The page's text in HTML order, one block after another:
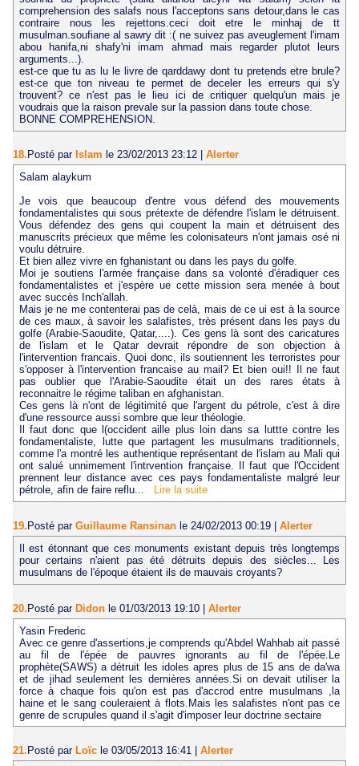
comprehension des salafs nous l'acceptons sans detour,dans le cas
contraire nous les rejettons.ceci doit etre le minhaj de tt
musulman.soufiane al sawry dit :( ne suivez pas aveuglement l'imam
abou hanifa,ni shafy'ni imam ahmad mais regarder plutot leurs
arguments...).
est-ce que tu as lu le livre de qarddawy dont tu pretends etre brule?
est-ce que ton niveau te permet de deceler les erreurs qui s'y
trouvent? ce n'est pas le lieu ici de critiquer quelqu'un mais je
voudrais que la raison prevale sur la passion dans toute chose.
BONNE COMPREHENSION.
18. Posté par Islam le 23/02/2013 23:12
Alerter
Salam alaykum
Je vois que beaucoup d'entre vous défend des mouvements
fondamentalistes qui sous prétexte de défendre l'islam le détruisent.
Vous défendez des gens qui coupent la main et détruisent des
manuscrits précieux que même les colonisateurs n'ont jamais osé ni
voulu détruire.
Et bien allez vivre en fghanistant ou dans les pays du golfe.
Moi je soutiens l'armée française dans sa volonté d'éradiquer ces
fondamentalistes et j'espère ue cette mission sera menée à bout
avec succès Inch'allah.
Mais je ne me contenterai pas de celà, mais de ce ui est à la source
de ces maux, à savoir les salafistes, très présent dans les pays du
golfe (Arabie-Saoudite, Qatar,....). Ces gens là sont des caricatures
de l'islam et le Qatar devrait répondre de son objection à
l'intervention francais. Quoi donc, ils soutiennent les terroristes pour
s'opposer à l'intervention francaise au mail? Et bien oui!! Il ne faut
pas oublier que l'Arabie-Saoudite était un des rares états à
reconnaitre le régime taliban en afghanistan.
Ces gens là n'ont de légitimité que l'argent du pétrole, c'est à dire
d'une ressource aussi sombre que leur théologie.
Il faut donc que l(occident aille plus loin dans sa luttte contre les
fondamentaliste, lutte que partagent les musulmans traditionnels,
comme l'a montré les authentique représentant de l'islam au Mali qui
ont salué unnimement l'intrvention française. Il faut que l'Occident
prennent leur distance avec ces pays fondamentaliste malgré leur
pétrole, afin de faire reflu...
Lire la suite
19. Posté par Guillaume Ransinan le 24/02/2013 00:19
Alerter
Il est étonnant que ces monuments existant depuis très longtemps
pour certains n'aient pas été détruits depuis des siècles... Les
musulmans de l'époque étaient ils de mauvais croyants?
20.Posté par Didon le 01/03/2013 19:10 | Alerter
Yasin Frederic
Avec ce genre d'assertions,je comprends qu'Abdel Wahhab ait passé
au fil de l'épée de pauvres ignorants au fil de l'épée.Le
prophète(SAWS) a détruit les idoles apres plus de 15 ans de da'wa
et de jihad seulement les dernières années.Si on devait utiliser la
force à chaque fois qu'on est pas d'accrod entre musulmans ,la
haine et le sang couleraient à flots.Mais les salafistes n'ont pas ce
genre de scrupules quand il s'agit d'imposer leur doctrine sectaire
21. Posté par Loïc le 03/05/2013 16:41
Alerter